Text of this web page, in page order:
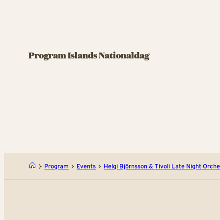
Program Islands Nationaldag
Program Events Helgi Björnsson & Tivoli Late Night